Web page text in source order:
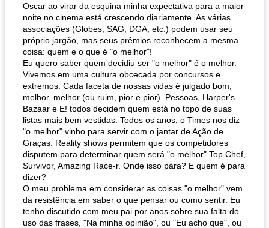
Oscar ao virar da esquina minha expectativa para a maior
noite no cinema está crescendo diariamente. As várias
associações (Globes, SAG, DGA, etc.) podem usar seu
próprio jargão, mas seus prêmios reconhecem a mesma
coisa: quem e o que é "o melhor"!
Eu quero saber quem decidiu ser "o melhor" é o melhor.
Vivemos em uma cultura obcecada por concursos e
extremos. Cada faceta de nossas vidas é julgado bom,
melhor, melhor (ou ruim, pior e pior). Pessoas, Harper's
Bazaar e E! todos decidem quem está no topo de suas
listas mais bem vestidas. Todos os anos, o Times nos diz
"o melhor" vinho para servir com o jantar de Ação de
Graças. Reality shows permitem que os competidores
disputem para determinar quem será "o melhor" Top Chef,
Survivor, Amazing Race-r. Onde isso pára? E quem é para
dizer?
O meu problema em considerar as coisas "o melhor" vem
da resistência em saber o que pensar ou como sentir. Eu
tenho discutido com meu pai por anos sobre sua falta do
uso das frases, "Na minha opinião", ou "Eu acho que", ou